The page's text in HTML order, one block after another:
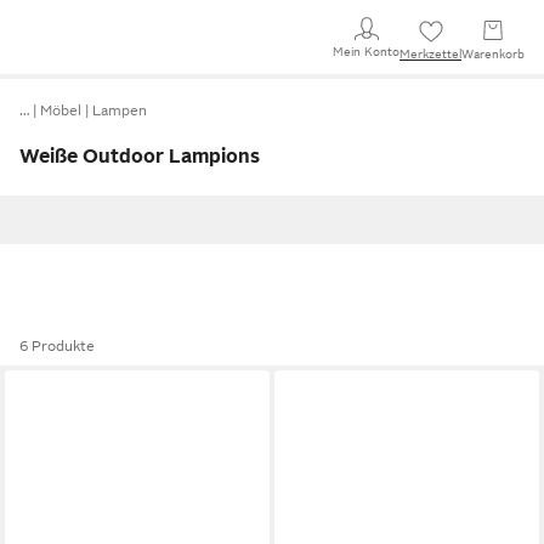
Mein KontoMerkzettel Warenkorb
… Möbel Lampen
Weiße Outdoor Lampions
6 Produkte